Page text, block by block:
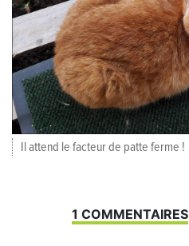
Il attend le facteur de patte ferme !
1 COMMENTAIRES